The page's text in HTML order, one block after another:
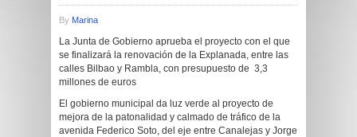
By Marina
La Junta de Gobierno aprueba el proyecto con el que
se finalizará la renovación de la Explanada, entre las
calles Bilbao y Rambla, con presupuesto de 3,3
millones de euros
El gobierno municipal da luz verde al proyecto de
mejora de la patonalidad y calmado de tráfico de la
avenida Federico Soto, del eje entre Canalejas y Jorge